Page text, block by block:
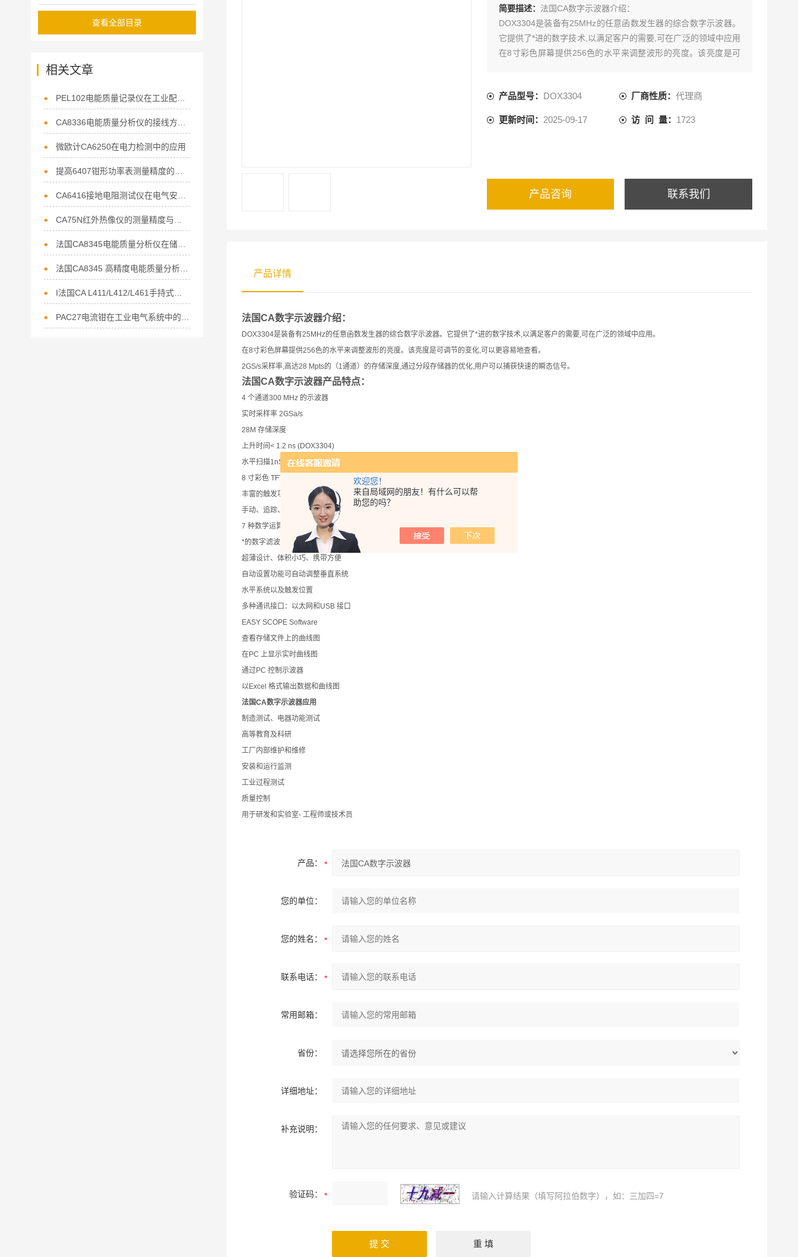
欢迎您！
来自局域网的朋友！有什么可以帮
助您的吗？
简要描述： 法国CA数字示波器介绍：
DOX3304是装备有25MHz的任意函数发生器的综合数字示波器。
它提供了*进的数字技术,以满足客户的需要,可在广泛的领域中应用
在8寸彩色屏幕提供256色的水平来调整波形的亮度。该亮度是可
产品型号： DOX3304 厂商性质：代理商
更新时间： 2025-09-17 访 问 量： 1723
产品咨询 联系我们
产品详情
法国CA数字示波器介绍：
DOX3304是装备有25MHz的任意函数发生器的综合数字示波器。它提供了*进的数字技术,以满足客户的需要,可在广泛的领域中应用。
在8寸彩色屏幕提供256色的水平来调整波形的亮度。该亮度是可调节的变化,可以更容易地查看。
2GS/s采样率,高达28 Mpts的（1通道）的存储深度,通过分段存储器的优化,用户可以捕获快速的瞬态信号。
法国CA数字示波器产品特点：
4 个通道300 MHz 的示波器
实时采样率 2GSa/s
28M 存储深度
上升时间< 1.2 ns (DOX3304)
水平扫描1nS/DIV - 50S/DIV
8 寸彩色 TFT-LCD 显示屏,800 x 480 像素
丰富的触发功能：边沿、脉冲、视频、斜率、交替
手动、追踪、自动三种光标测量方式, 32 种参数自动测量功能
7 种数学运算功能,FFT 运算分屏显示功能
*的数字滤波功能：低通、高通、带通、带阻
超薄设计、体积小巧、携带方便
自动设置功能可自动调整垂直系统
水平系统以及触发位置
多种通讯接口：以太网和USB 接口
EASY SCOPE Software
查看存储文件上的曲线图
在PC 上显示实时曲线图
通过PC 控制示波器
以Excel 格式输出数据和曲线图
法国CA数字示波器应用
制造测试、电器功能测试
高等教育及科研
工厂内部维护和维修
安装和运行监测
工业过程测试
质量控制
用于研发和实验室- 工程师或技术员
产品：
您的单位：
您的姓名：
联系电话：
常用邮箱：
省份：
详细地址：
补充说明：
验证码： 请输入计算结果（填写阿拉伯数字），如：三加四=7
查看全部目录
相关文章
微欧计CA6250在电力检测中的应用
法国CA8345电能质量分析仪在储能行业电能管理的核心利器
法国CA8345 高精度电能质量分析仪赋能节能行业的精准监测利器
I法国CA L411/L412/L461手持式数据记录仪上市通知